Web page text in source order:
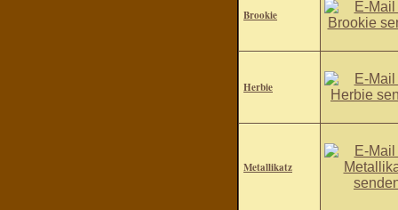
Brookie
Herbie
Metallikatz